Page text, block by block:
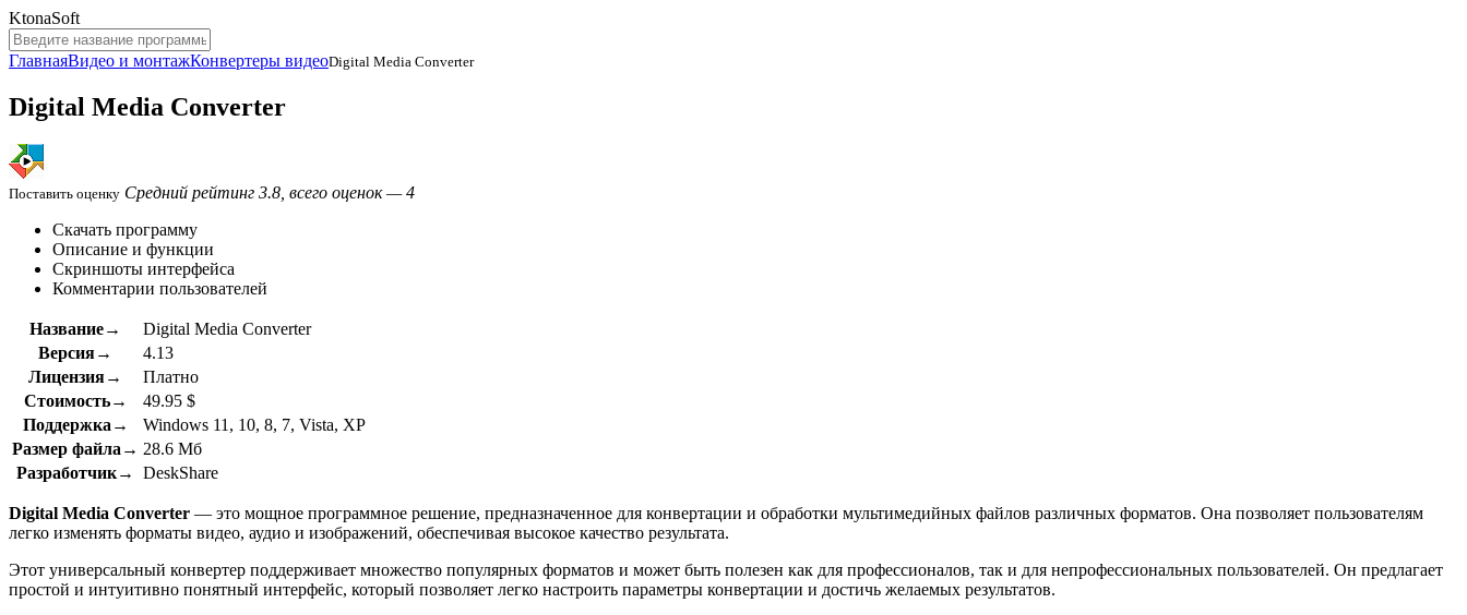
KtonaSoft
ГлавнаяВидео и монтажКонвертеры видеоDigital Media Converter
Digital Media Converter
Поставить оценку Средний рейтинг 3.8, всего оценок — 4
Скачать программу
Описание и функции
Скриншоты интерфейса
Комментарии пользователей
Название→
Digital Media Converter
Версия→
4.13
Лицензия→
Платно
Стоимость→
49.95 $
Поддержка→
Windows 11, 10, 8, 7, Vista, XP
Размер файла→ 28.6 Мб
Разработчик→
DeskShare
Digital Media Converter — это мощное программное решение, предназначенное для конвертации и обработки мультимедийных файлов различных форматов. Она позволяет пользователям
легко изменять форматы видео, аудио и изображений, обеспечивая высокое качество результата.
Этот универсальный конвертер поддерживает множество популярных форматов и может быть полезен как для профессионалов, так и для непрофессиональных пользователей. Он предлагает
простой и интуитивно понятный интерфейс, который позволяет легко настроить параметры конвертации и достичь желаемых результатов.